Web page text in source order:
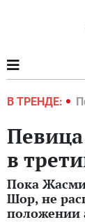
В ТРЕНДЕ:
2022
в
Пока
Шор, не
положении